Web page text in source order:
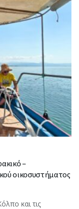
–
οικοσυστήματος
και τις